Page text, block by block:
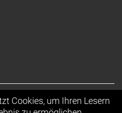
160
Cookies, um Ihren Lesern